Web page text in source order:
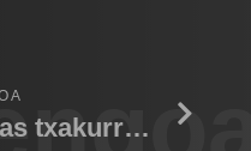
Svalbard 2016 - Itsas txakurra/Foca 02